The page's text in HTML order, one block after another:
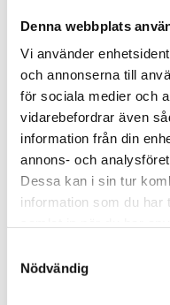
Denna webbplats
Vi använder
och annonserna till
för sociala medier och
vidarebefordrar även
information från din
annons- och
Dessa kan i sin tur
information som du har
Nödvändig
det ofta mycket längre
än man kanske har
våra professionella
att arbetet blir väl
När du
parkett får
som är:
Jämnt och inte
Ett golv med
liknande.